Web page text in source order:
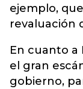
ejemplo,
revaluación
En cuanto a
el gran
gobierno,